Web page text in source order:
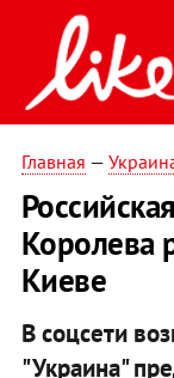
Главная —
Королева
Киеве
В соцсети
"Украина"